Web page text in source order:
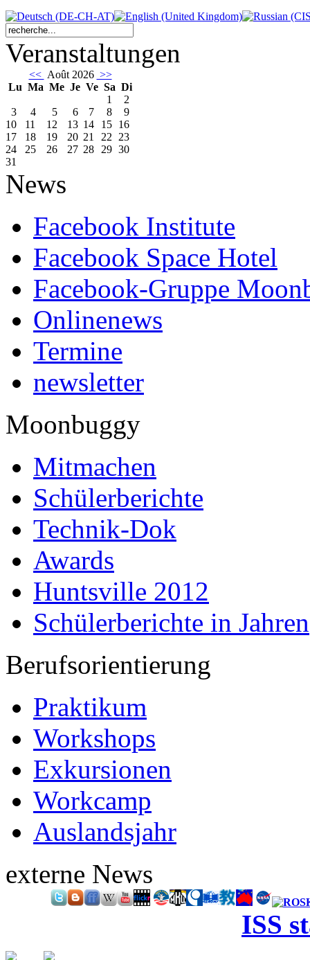
Veranstaltungen
<< Août 2026 >>
Lu Ma Me Je Ve Sa Di
1
2
3
4 5 6 7 8
9
10
11 12 13 14 15 16
17
18 19 20 21 22 23
24
25 26 27 28 29 30
31
News
Facebook Institute
Facebook Space Hotel
Facebook-Gruppe
Onlinenews
Termine
newsletter
Moonbuggy
Mitmachen
Schülerberichte
Technik-Dok
Awards
Huntsville 2012
Schülerberichte in Jahren
Berufsorientierung
Praktikum
Workshops
Exkursionen
Workcamp
Auslandsjahr
externe News
ISS